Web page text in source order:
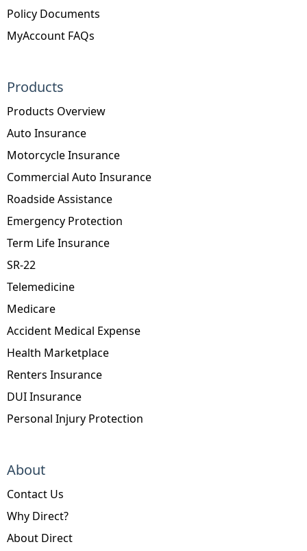
Products
Products Overview
Auto Insurance
Motorcycle Insurance
Commercial Auto Insurance
Roadside Assistance
Emergency Protection
Term Life Insurance
SR-22
Telemedicine
Medicare
Accident Medical Expense
Health Marketplace
Renters Insurance
DUI Insurance
Personal Injury Protection
About
Contact Us
Why Direct?
About Direct
Policy Documents
MyAccount FAQs